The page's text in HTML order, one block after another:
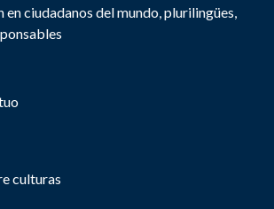
en ciudadanos del mundo, plurilingües,
culturas